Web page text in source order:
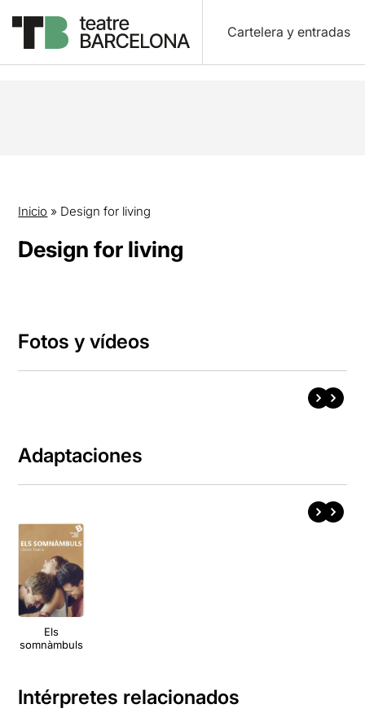
Cartelera y entradas
Inicio » Design for living
Design for living
Fotos y vídeos
Adaptaciones
Els
somnàmbuls
Intérpretes relacionados